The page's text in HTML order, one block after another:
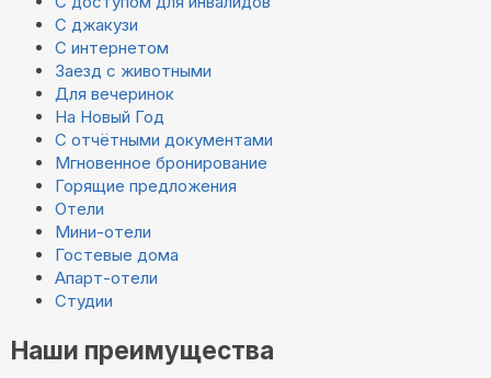
С джакузи
С интернетом
Заезд с животными
Для вечеринок
На Новый Год
С отчётными документами
Мгновенное бронирование
Горящие предложения
Отели
Мини-отели
Гостевые дома
Апарт-отели
Студии
Наши преимущества